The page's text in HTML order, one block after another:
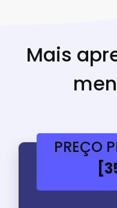
Mais
PREÇO